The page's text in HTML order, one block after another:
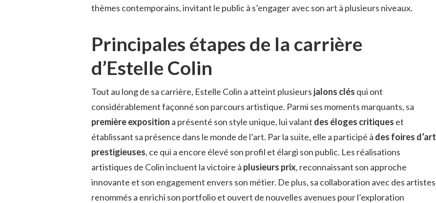
thèmes contemporains, invitant le public à s’engager avec son art à plusieurs niveaux.
Principales étapes de la carrière
d’Estelle Colin
Tout au long de sa carrière, Estelle Colin a atteint plusieurs jalons clés qui ont
considérablement façonné son parcours artistique. Parmi ses moments marquants, sa
première exposition a présenté son style unique, lui valant des éloges critiques et
établissant sa présence dans le monde de l’art. Par la suite, elle a participé à des foires d’art
prestigieuses, ce qui a encore élevé son profil et élargi son public. Les réalisations
artistiques de Colin incluent la victoire à plusieurs prix, reconnaissant son approche
innovante et son engagement envers son métier. De plus, sa collaboration avec des artistes
renommés a enrichi son portfolio et ouvert de nouvelles avenues pour l’exploration